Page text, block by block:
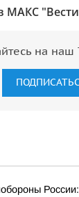
МАКС
на наш